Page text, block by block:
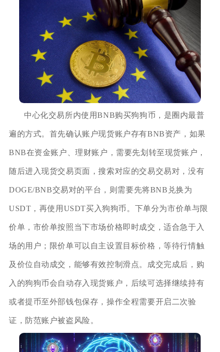
中心化交易所内使用BNB购买狗狗币，是圈内最普
遍的方式。首先确认账户现货账户存有BNB资产，如果
BNB在资金账户、理财账户，需要先划转至现货账户，
随后进入现货交易页面，搜索对应的交易交易对，没有
DOGE/BNB交易对的平台，则需要先将BNB兑换为
USDT，再使用USDT买入狗狗币。下单分为市价单与限
价单，市价单按照当下市场价格即时成交，适合急于入
场的用户；限价单可以自主设置目标价格，等待行情触
及价位自动成交，能够有效控制滑点。成交完成后，购
入的狗狗币会自动存入现货账户，后续可选择继续持有
或者提币至外部钱包保存，操作全程需要开启二次验
证，防范账户被盗风险。